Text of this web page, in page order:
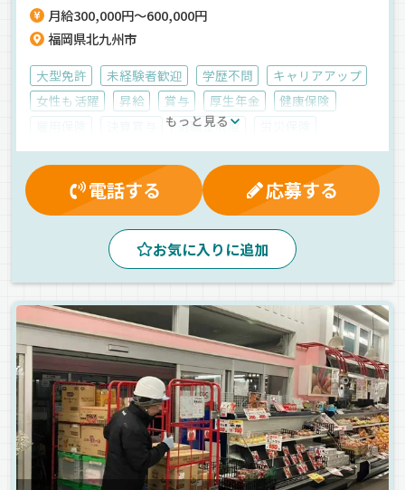
月給300,000円～600,000円
福岡県北九州市
大型免許 未経験者歓迎 学歴不問
キャリアアップ
女性も活躍
昇給 賞与 厚生年金
健康保険
退職金制度
表彰制度
交通費支給 有給休暇
制服・作業着貸与
家族手当
マイカー通勤可
能率評価
再雇用制度
大型連休 資格取得制度
残業手当
休日出勤割増金 早朝 朝
地場 長距離
中距離
1人1台専用車
パワーゲート
ETC搭載
ドライブレコーダー
カーナビ搭載
工業製品
産業廃棄物
危険物 タンクローリー 正社員
もっと見る
電話する 応募する
お気に入りに追加